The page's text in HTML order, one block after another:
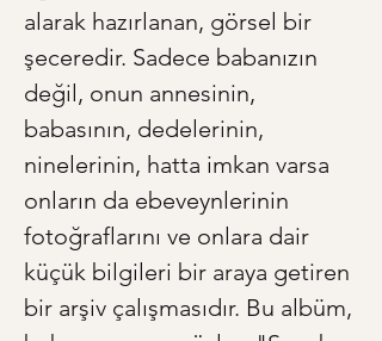
alarak hazırlanan, görsel bir
şeceredir. Sadece babanızın
değil, onun annesinin,
babasının, dedelerinin,
ninelerinin, hatta imkan varsa
onların da ebeveynlerinin
fotoğraflarını ve onlara dair
küçük bilgileri bir araya getiren
bir arşiv çalışmasıdır. Bu albüm,